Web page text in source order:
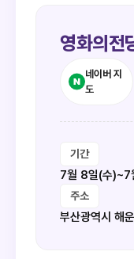
영화의전
네이버 지
도
기간
7월 8일(수)~7
주소
부산광역시 해